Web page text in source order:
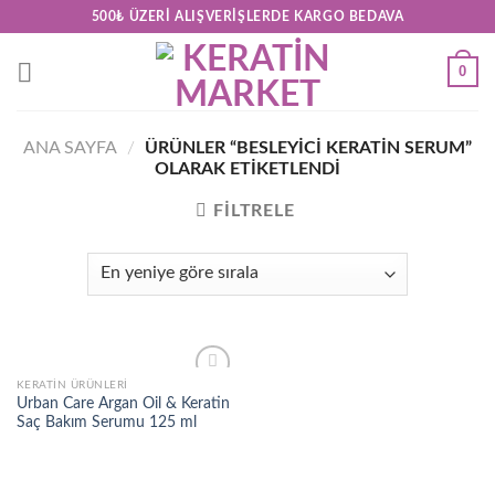
content
500₺ ÜZERI ALIŞVERIŞLERDE KARGO BEDAVA
0
ANA SAYFA /
ÜRÜNLER “BESLEYICI KERATIN SERUM”
OLARAK ETIKETLENDI
FILTRELE
Add to
wishlist
KERATİN ÜRÜNLERİ
Urban Care Argan Oil & Keratin
Saç Bakım Serumu 125 ml